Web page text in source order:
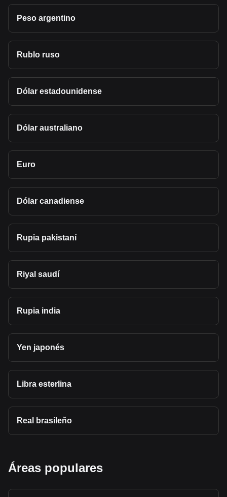
Peso argentino
Rublo ruso
Dólar estadounidense
Dólar australiano
Euro
Dólar canadiense
Rupia pakistaní
Riyal saudí
Rupia india
Yen japonés
Libra esterlina
Real brasileño
Áreas populares